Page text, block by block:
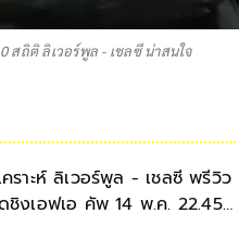
สถิติ ลิเวอร์พูล - เชลซี น่าสนใจ
คราะห์ ลิเวอร์พูล - เชลซี พรีวิว
ชิงเอฟเอ คัพ 14 พ.ค. 22.45